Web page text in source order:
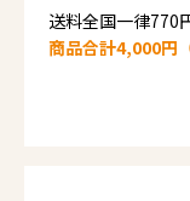
送料全国一律770
商品合計4,000円